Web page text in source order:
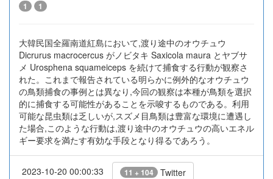
1 1
大韓民国全羅南道紅島において,渡り途中のオウチュウ
Dicrurus macrocercus がノビタキ Saxicola maura とヤブサ
メ Urosphena squameiceps を続けて捕食する行動が観察さ
れた。これまで報告されている明らかに例外的なオウチュウ
の鳥類捕食の事例とは異なり,今回の観察は本種が鳥類を選択
的に捕食する可能性があることを示唆するものである。利用
可能な昆虫類は乏しいが,スズメ目鳥類は豊富な環境に遭遇し
た場合,このような行動は,渡り途中のオウチュウの高いエネル
ギー要求を満たす有効な手段となり得るであろう。
2023-10-20 00:00:33 11 + 104 Twitter